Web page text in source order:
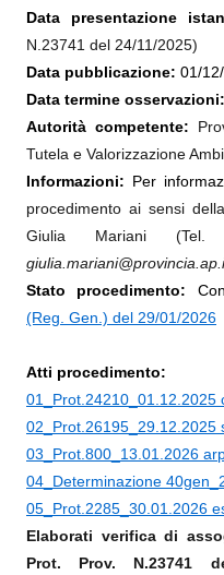
Data presentazione
N.23741 del 24/11/2025)
Data pubblicazione: 01/
Data termine osservazioni:
Autorità competente:
Tutela e Valorizzazione
Informazioni: Per
procedimento ai sensi
Giulia Mariani
Stato procedimento:
(Reg. Gen.) del 29/01/2026
Atti procedimento:
01_Prot.24210_01.12.2025
02_Prot.26195_29.12.2025
03_Prot.800_13.01.2026
04_Determinazione
05_Prot.2285_30.01.2026
Elaborati verifica di
Prot. Prov. N.23741